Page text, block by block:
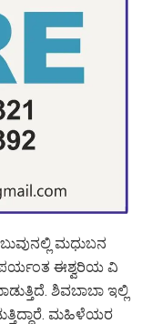
ಮಧುಬನ
ಪರ್ಯಂತ ಈಶ್ವರಿಯ ವಿ
ಶಿವಬಾಬಾ ಇಲ್ಲಿ
ಮಹಿಳೆಯರ